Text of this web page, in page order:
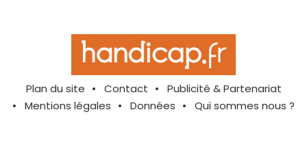
Plan du site Contact
Publicité & Partenariat
Mentions légales
Données Qui sommes nous ?